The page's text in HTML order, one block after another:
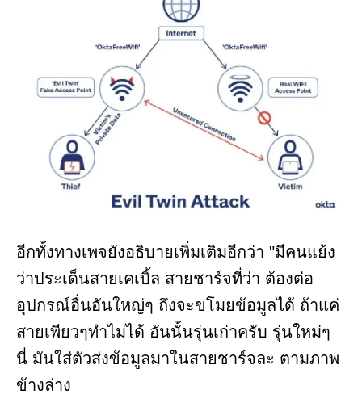
อีกทั้งทางเพจยังอธิบายเพิ่มเติมอีกว่า "มีคนแย้ง
ว่าประเด็นสายเคเบิ้ล สายชาร์จที่ว่า ต้องต่อ
อุปกรณ์อื่นอันใหญ่ๆ ถึงจะขโมยข้อมูลได้ ถ้าแค่
สายเพียวๆทำไม่ได้ อันนั้นรุ่นเก่าครับ รุ่นใหม่ๆ
นี่ มันใส่ตัวส่งข้อมูลมาในสายชาร์จละ ตามภาพ
ข้างล่าง